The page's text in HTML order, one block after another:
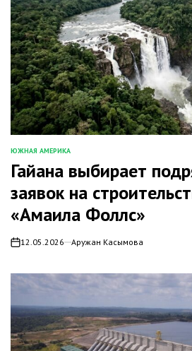
ОПУБЛИКОВАНО
В
ЮЖНАЯ АМЕРИКА
Гайана выбирает
заявок на
«Амаила Фоллс»
on12.05.2026 Аружан Касымова